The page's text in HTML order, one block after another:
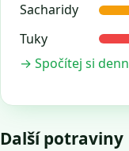
Sacharidy
Tuky
→ Spočítej si
Další potraviny